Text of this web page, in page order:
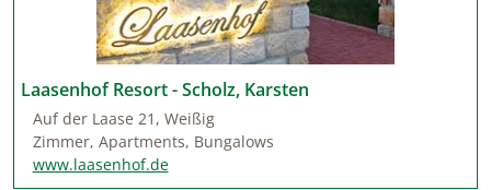
Laasenhof Resort - Scholz, Karsten
Auf der Laase 21, Weißig
Zimmer, Apartments, Bungalows
www.laasenhof.de